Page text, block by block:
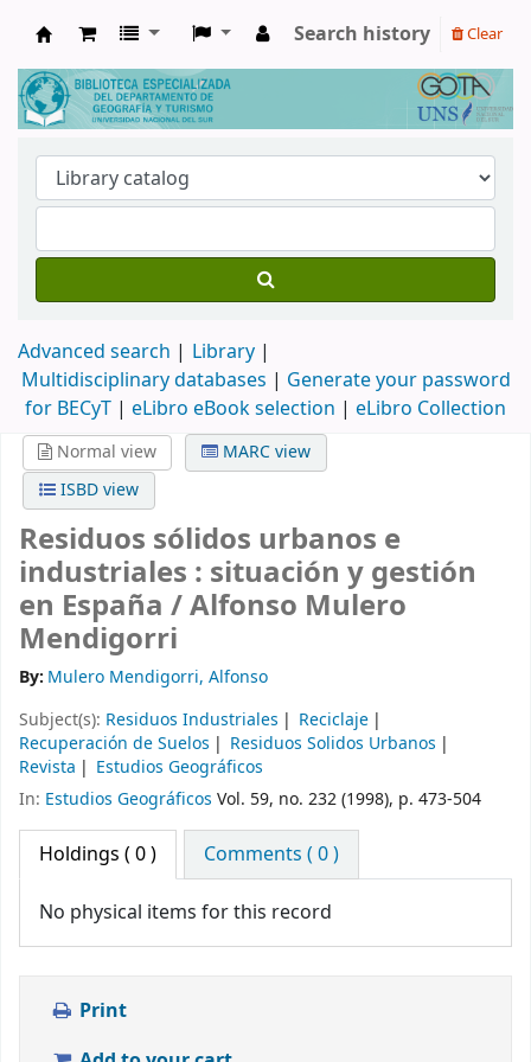
Biblioteca de Geografía y Turismo
Search history Clear
Advanced search
Library
Multidisciplinary databases | Generate your password
for BECyT | eLibro eBook selection | eLibro Collection
Normal view
MARC view
ISBD view
Residuos sólidos urbanos e
industriales : situación y gestión
en España /Alfonso Mulero
Mendigorri
By: Mulero Mendigorri, Alfonso
Subject(s): Residuos Industriales
Reciclaje
Recuperación de Suelos
Residuos Solidos Urbanos
Revista
Estudios Geográficos
In: Estudios Geográficos Vol. 59, no. 232 (1998), p. 473-504
Holdings ( 0 ) Comments ( 0 )
No physical items for this record
Print